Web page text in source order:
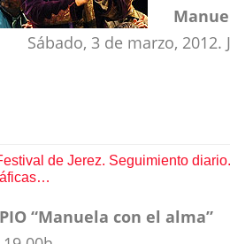
Sábado, 3 de marzo, 2012.
de Jerez. Seguimiento
“Manuela con el alma”